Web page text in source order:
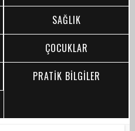
SAĞLIK
ÇOCUKLAR
PRATİK BİLGİLER